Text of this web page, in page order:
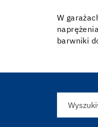
W
barwniki